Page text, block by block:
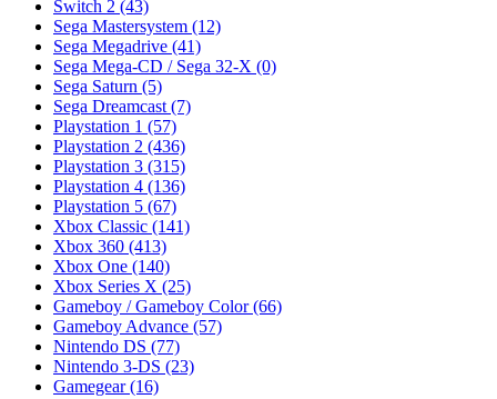
Switch 2 (43)
Sega Mastersystem (12)
Sega Megadrive (41)
Sega Mega-CD / Sega 32-X (0)
Sega Saturn (5)
Sega Dreamcast (7)
Playstation 1 (57)
Playstation 2 (436)
Playstation 3 (315)
Playstation 4 (136)
Playstation 5 (67)
Xbox Classic (141)
Xbox 360 (413)
Xbox One (140)
Xbox Series X (25)
Gameboy / Gameboy Color(66)
Gameboy Advance (57)
Nintendo DS (77)
Nintendo 3-DS (23)
Gamegear(16)